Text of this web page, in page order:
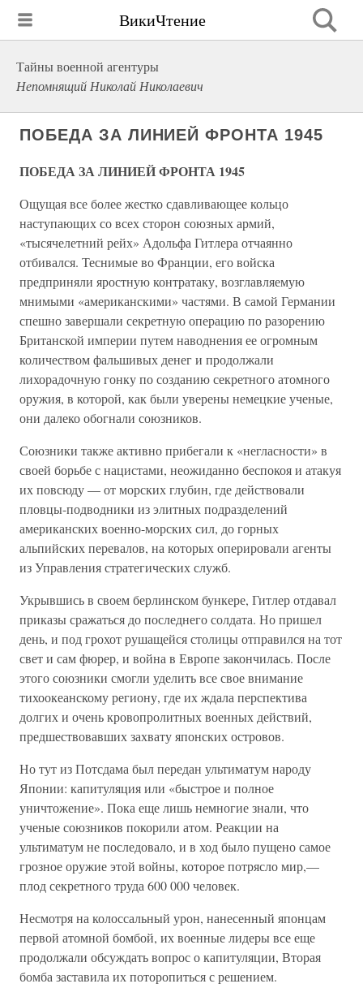
ВикиЧтение
Тайны военной агентуры
Непомнящий Николай Николаевич
ПОБЕДА ЗА ЛИНИЕЙ ФРОНТА 1945
ПОБЕДА ЗА ЛИНИЕЙ ФРОНТА 1945
Ощущая все более жестко сдавливающее кольцо
наступающих со всех сторон союзных армий,
«тысячелетний рейх» Адольфа Гитлера отчаянно
отбивался. Теснимые во Франции, его войска
предприняли яростную контратаку, возглавляемую
мнимыми «американскими» частями. В самой Германии
спешно завершали секретную операцию по разорению
Британской империи путем наводнения ее огромным
количеством фальшивых денег и продолжали
лихорадочную гонку по созданию секретного атомного
оружия, в которой, как были уверены немецкие ученые,
они далеко обогнали союзников.
Союзники также активно прибегали к «негласности» в
своей борьбе с нацистами, неожиданно беспокоя и атакуя
их повсюду — от морских глубин, где действовали
пловцы-подводники из элитных подразделений
американских военно-морских сил, до горных
альпийских перевалов, на которых оперировали агенты
из Управления стратегических служб.
Укрывшись в своем берлинском бункере, Гитлер отдавал
приказы сражаться до последнего солдата. Но пришел
день, и под грохот рушащейся столицы отправился на тот
свет и сам фюрер, и война в Европе закончилась. После
этого союзники смогли уделить все свое внимание
тихоокеанскому региону, где их ждала перспектива
долгих и очень кровопролитных военных действий,
предшествовавших захвату японских островов.
Но тут из Потсдама был передан ультиматум народу
Японии: капитуляция или «быстрое и полное
уничтожение». Пока еще лишь немногие знали, что
ученые союзников покорили атом. Реакции на
ультиматум не последовало, и в ход было пущено самое
грозное оружие этой войны, которое потрясло мир,—
плод секретного труда 600 000 человек.
Несмотря на колоссальный урон, нанесенный японцам
первой атомной бомбой, их военные лидеры все еще
продолжали обсуждать вопрос о капитуляции, Вторая
бомба заставила их поторопиться с решением.